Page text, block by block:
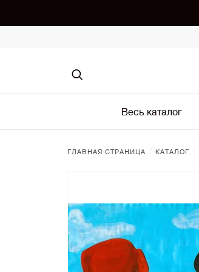
Весь каталог
ГЛАВНАЯ СТРАНИЦА КАТАЛОГ